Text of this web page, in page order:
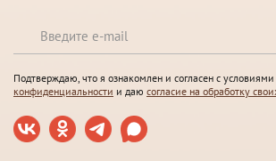
Подтверждаю, что я ознакомлен и согласен с условиями
конфиденциальности и даю согласие на обработку